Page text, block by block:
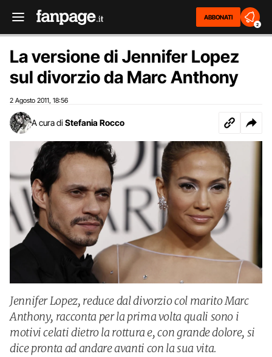
ABBONATI
2
La versione di Jennifer Lopez
sul divorzio da Marc Anthony
2 Agosto 2011 18:56
A cura di Stefania Rocco
Jennifer Lopez, reduce dal divorzio col marito Marc
Anthony, racconta per la prima volta quali sono i
motivi celati dietro la rottura e, con grande dolore, si
dice pronta ad andare avanti con la sua vita.